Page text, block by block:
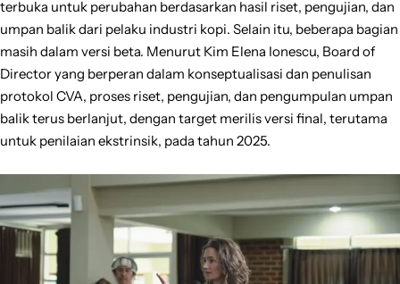
terbuka untuk perubahan berdasarkan hasil riset, pengujian, dan
umpan balik dari pelaku industri kopi. Selain itu, beberapa bagian
masih dalam versi beta. Menurut Kim Elena Ionescu, Board of
Director yang berperan dalam konseptualisasi dan penulisan
protokol CVA, proses riset, pengujian, dan pengumpulan umpan
balik terus berlanjut, dengan target merilis versi final, terutama
untuk penilaian ekstrinsik, pada tahun 2025.